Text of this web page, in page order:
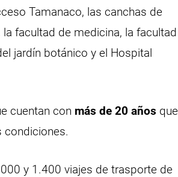
Tamanaco, las canchas de
facultad de medicina, la facultad
jardín botánico y el Hospital
cuentan con más de 20 años que
condiciones.
y 1.400 viajes de trasporte de